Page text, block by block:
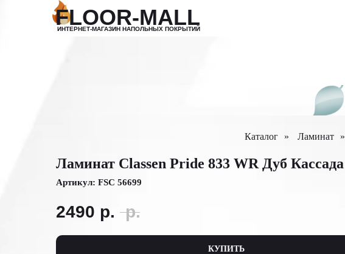
FLOOR-MALL
ИНТЕРНЕТ-МАГАЗИН НАПОЛЬНЫХ ПОКРЫТИЙ
Каталог » Ламинат »
Ламинат Classen Pride 833 WR Дуб Кассада
Артикул: FSC 56699
2490 р. р.
КУПИТЬ